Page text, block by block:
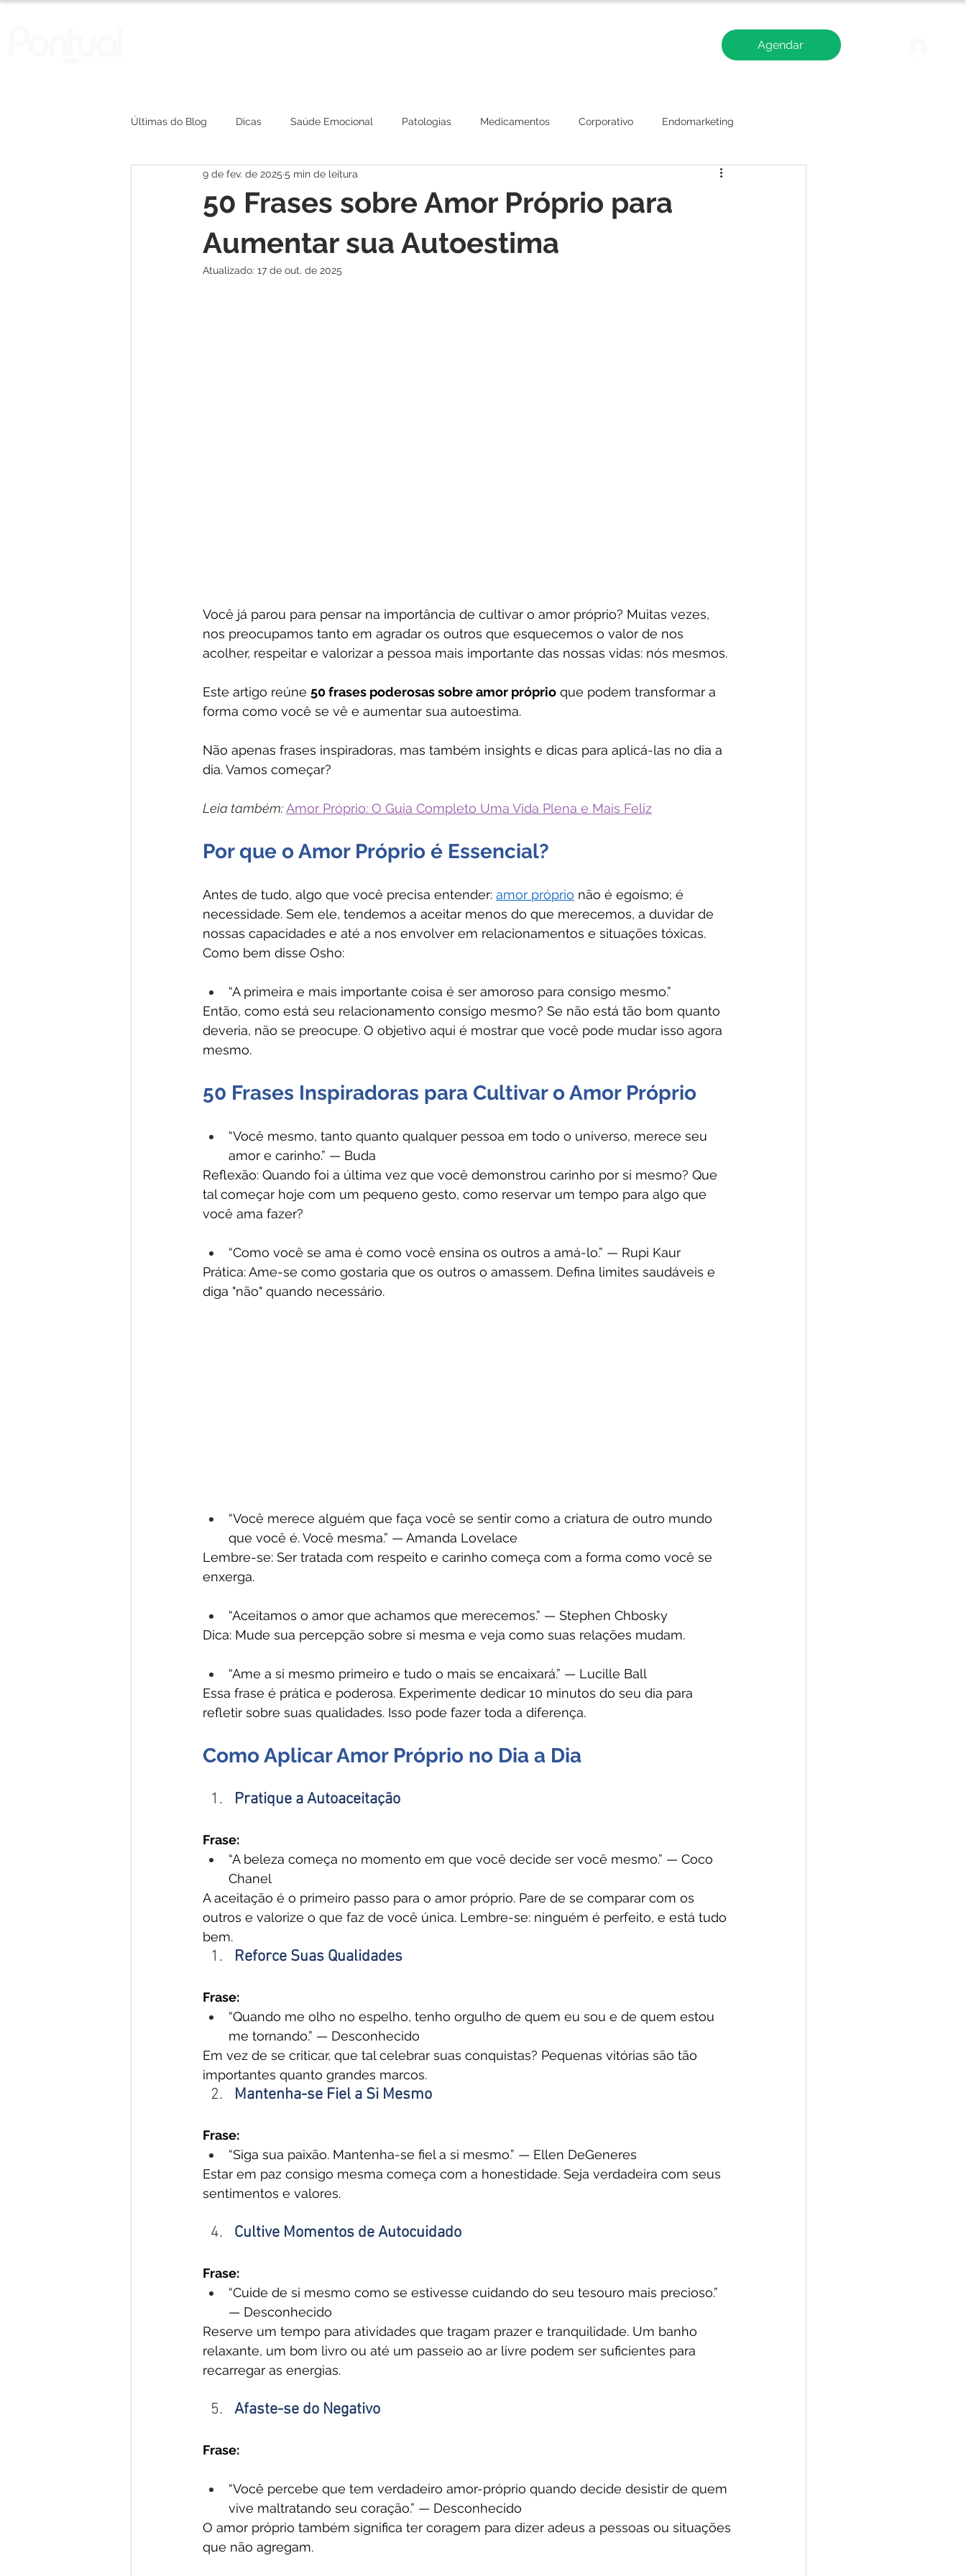
Agendar
Últimas do Blog Dicas Saúde Emocional Patologias Medicamentos Corporativo Endomarketing
depressão
50 Frases sobre Amor Próprio para
Aumentar sua Autoestima
9 de fev. de 2025 5 min de leitura
Atualizado: 17 de out. de 2025
Você já parou para pensar na importância de cultivar o amor próprio? Muitas vezes,
nos preocupamos tanto em agradar os outros que esquecemos o valor de nos
acolher, respeitar e valorizar a pessoa mais importante das nossas vidas: nós mesmos.
Este artigo reúne 50 frases poderosas sobre amor próprio que podem transformar a
forma como você se vê e aumentar sua autoestima.
Não apenas frases inspiradoras, mas também insights e dicas para aplicá-las no dia a
dia. Vamos começar?
Leia também:Amor Próprio: O Guia Completo Uma Vida Plena e Mais Feliz
Por que o Amor Próprio é Essencial?
Antes de tudo, algo que você precisa entender: amor próprio não é egoísmo; é
necessidade. Sem ele, tendemos a aceitar menos do que merecemos, a duvidar de
nossas capacidades e até a nos envolver em relacionamentos e situações tóxicas.
Como bem disse Osho:
“A primeira e mais importante coisa é ser amoroso para consigo mesmo.”
Então, como está seu relacionamento consigo mesmo? Se não está tão bom quanto
deveria, não se preocupe. O objetivo aqui é mostrar que você pode mudar isso agora
mesmo.
50 Frases Inspiradoras para Cultivar o Amor Próprio
“Você mesmo, tanto quanto qualquer pessoa em todo o universo, merece seu
amor e carinho.” — Buda
Reflexão: Quando foi a última vez que você demonstrou carinho por si mesmo? Que
tal começar hoje com um pequeno gesto, como reservar um tempo para algo que
você ama fazer?
“Como você se ama é como você ensina os outros a amá-lo.” — Rupi Kaur
Prática: Ame-se como gostaria que os outros o amassem. Defina limites saudáveis e
diga "não" quando necessário.
“Você merece alguém que faça você se sentir como a criatura de outro mundo
que você é. Você mesma.” — Amanda Lovelace
Lembre-se: Ser tratada com respeito e carinho começa com a forma como você se
enxerga.
“Aceitamos o amor que achamos que merecemos.” — Stephen Chbosky
Dica: Mude sua percepção sobre si mesma e veja como suas relações mudam.
“Ame a si mesmo primeiro e tudo o mais se encaixará.” — Lucille Ball
Essa frase é prática e poderosa. Experimente dedicar 10 minutos do seu dia para
refletir sobre suas qualidades. Isso pode fazer toda a diferença.
Como Aplicar Amor Próprio no Dia a Dia
Pratique a Autoaceitação
Frase:
“A beleza começa no momento em que você decide ser você mesmo.” — Coco
Chanel
A aceitação é o primeiro passo para o amor próprio. Pare de se comparar com os
outros e valorize o que faz de você única. Lembre-se: ninguém é perfeito, e está tudo
bem.
Reforce Suas Qualidades
Frase:
“Quando me olho no espelho, tenho orgulho de quem eu sou e de quem estou
me tornando.” — Desconhecido
Em vez de se criticar, que tal celebrar suas conquistas? Pequenas vitórias são tão
importantes quanto grandes marcos.
Mantenha-se Fiel a Si Mesmo
Frase:
“Siga sua paixão. Mantenha-se fiel a si mesmo.” — Ellen DeGeneres
Estar em paz consigo mesma começa com a honestidade. Seja verdadeira com seus
sentimentos e valores.
Cultive Momentos de Autocuidado
Frase:
“Cuide de si mesmo como se estivesse cuidando do seu tesouro mais precioso.”
— Desconhecido
Reserve um tempo para atividades que tragam prazer e tranquilidade. Um banho
relaxante, um bom livro ou até um passeio ao ar livre podem ser suficientes para
recarregar as energias.
Afaste-se do Negativo
Frase:
“Você percebe que tem verdadeiro amor-próprio quando decide desistir de quem
vive maltratando seu coração.” — Desconhecido
O amor próprio também significa ter coragem para dizer adeus a pessoas ou situações
que não agregam.